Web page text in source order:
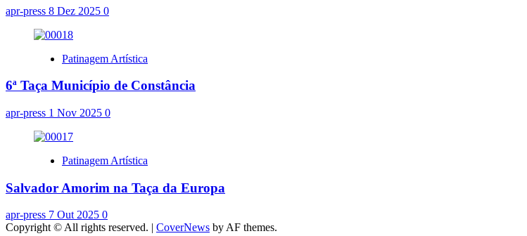
apr-press 8 Dez 2025 0
Patinagem Artística
6ª Taça Município de Constância
apr-press 1 Nov 2025 0
Patinagem Artística
Salvador Amorim na Taça da Europa
apr-press 7 Out 2025 0
Copyright © All rights reserved. | CoverNews by AF themes.